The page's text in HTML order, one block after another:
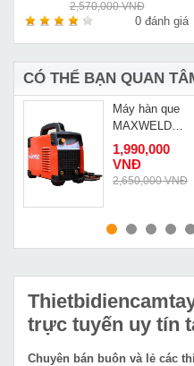
2,570,000 VNĐ
0 đánh giá
CÓ THỂ BẠN QUAN
MUA NGAY
Máy hàn que
MAXWELD
ZX7-200
1,990,000
VNĐ
2,650,000 VNĐ
trực tuyến uy tín
Chuyên bán buôn và lẻ các